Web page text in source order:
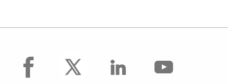
facebook